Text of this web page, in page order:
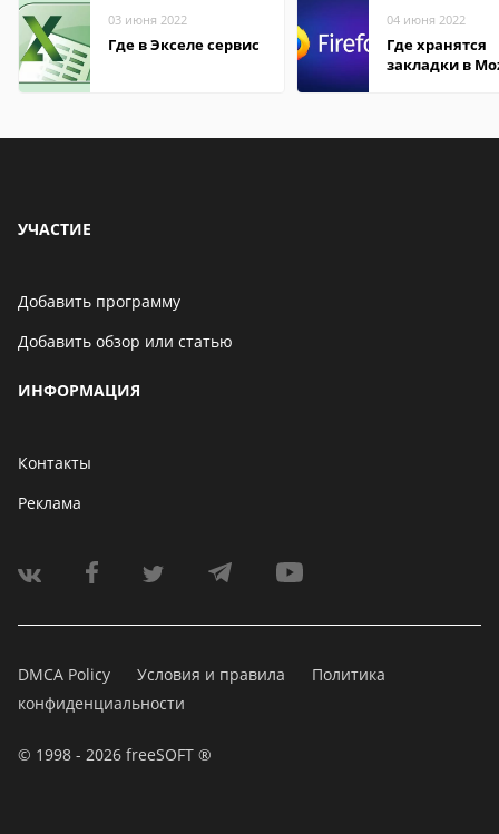
03 июня 2022
Где в Экселе сервис
04 июня 2022
Где хранятся
закладки в
УЧАСТИЕ
Добавить программу
Добавить обзор или статью
ИНФОРМАЦИЯ
Контакты
Реклама
DMCA Policy Условия и правила
Политика
конфиденциальности
© 1998 - 2026 freeSOFT ®